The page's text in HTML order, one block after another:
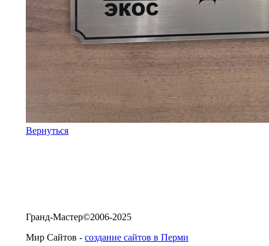
Вернуться
Гранд-Мастер©2006-2025
Мир Сайтов - создание сайтов в Перми